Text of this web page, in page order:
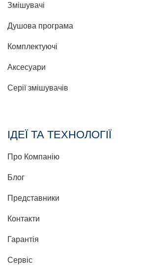
Змішувачі
Душова програма
Комплектуючі
Аксесуари
Серії змішувачів
ІДЕЇ ТА ТЕХНОЛОГІЇ
Про Компанію
Блог
Представники
Контакти
Гарантія
Сервіс